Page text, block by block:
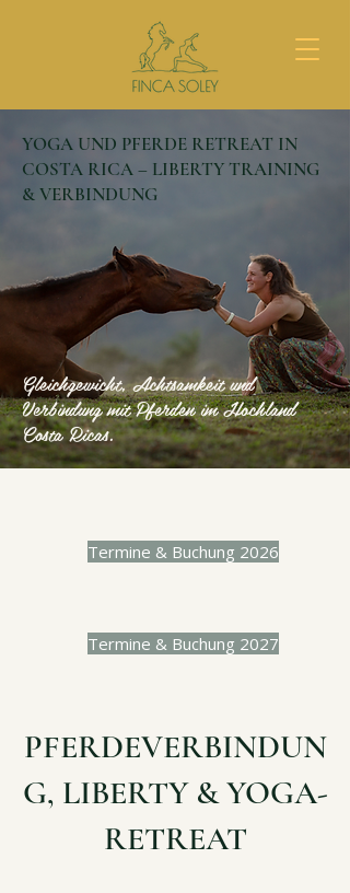
YOGA UND PFERDE RETREAT IN
COSTA RICA – LIBERTY TRAINING
& VERBINDUNG
Gleichgewicht, Achtsamkeit und
Verbindung mit Pferden im Hochland
Costa Ricas.
Termine & Buchung 2026
Termine & Buchung 2027
PFERDEVERBINDUN
G, LIBERTY & YOGA-
RETREAT